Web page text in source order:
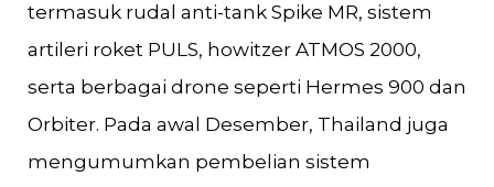
termasuk rudal anti-tank Spike MR, sistem
artileri roket PULS, howitzer ATMOS 2000,
serta berbagai drone seperti Hermes 900 dan
Orbiter. Pada awal Desember, Thailand juga
mengumumkan pembelian sistem